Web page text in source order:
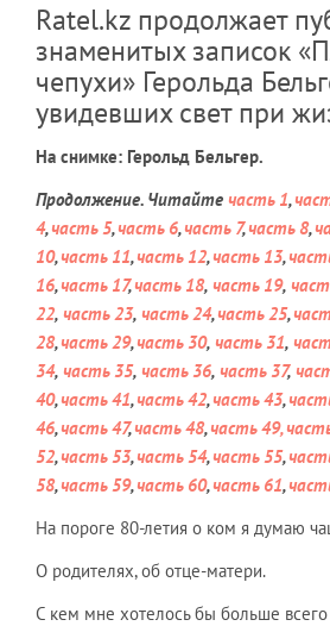
Ratel.kz продолжает
знаменитых записок
чепухи» Герольда
увидевших свет при
На снимке: Герольд Бельгер.
Продолжение. Читайте часть 1,
4,часть 5,часть 6,часть 7,часть 8,
10,часть 11,часть 12,часть 13,
16,часть 17,часть 18, часть 19,
22, часть 23, часть 24,часть 25,
28,часть 29,часть 30, часть 31,
34, часть 35, часть 36, часть 37,
40,часть 41,часть 42,часть 43,
46,часть 47,часть 48,часть 49,
52,часть 53,часть 54,часть 55,
58,часть 59,часть 60,часть 61,
На пороге 80-летия о ком я думаю
О родителях, об отце-матери.
С кем мне хотелось бы больше всего